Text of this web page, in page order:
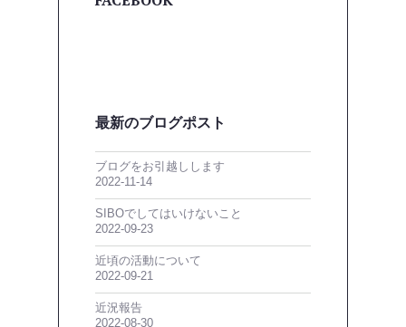
最新のブログポスト
ブログをお引越しします
2022-11-14
SIBOでしてはいけないこと
2022-09-23
近頃の活動について
2022-09-21
近況報告
2022-08-30